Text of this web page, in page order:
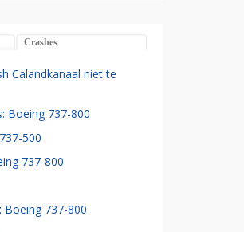
Crashes
Calandkanaal niet te
Boeing 737-800
500
737-800
Boeing 737-800